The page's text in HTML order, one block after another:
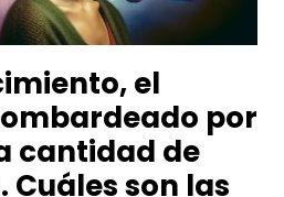
el
por
cantidad de
son las